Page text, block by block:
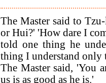
The Master said to
or Hui?' 'How dare I
told one thing he
thing I understand only
The Master said, 'You
us is as good as he is.'